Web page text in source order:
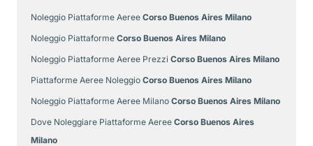
Noleggio Piattaforme Aeree Corso Buenos Aires Milano
Noleggio Piattaforme Corso Buenos Aires Milano
Noleggio Piattaforme Aeree Prezzi Corso Buenos Aires Milano
Piattaforme Aeree Noleggio Corso Buenos Aires Milano
Noleggio Piattaforme Aeree Milano Corso Buenos Aires Milano
Dove Noleggiare Piattaforme Aeree Corso Buenos Aires
Milano